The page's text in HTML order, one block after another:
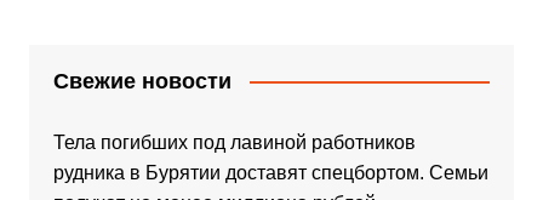
Свежие новости
Тела погибших под лавиной работников
рудника в Бурятии доставят спецбортом. Семьи